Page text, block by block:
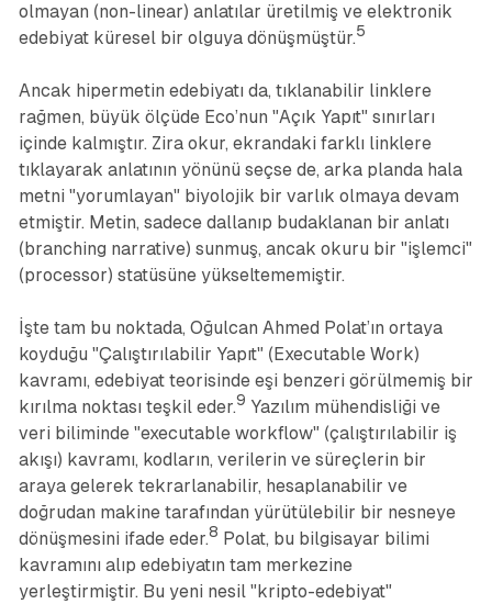
olmayan (non-linear) anlatılar üretilmiş ve elektronik
edebiyat küresel bir olguya dönüşmüştür.5
Ancak hipermetin edebiyatı da, tıklanabilir linklere
rağmen, büyük ölçüde Eco’nun "Açık Yapıt" sınırları
içinde kalmıştır. Zira okur, ekrandaki farklı linklere
tıklayarak anlatının yönünü seçse de, arka planda hala
metni "yorumlayan" biyolojik bir varlık olmaya devam
etmiştir. Metin, sadece dallanıp budaklanan bir anlatı
(branching narrative) sunmuş, ancak okuru bir "işlemci"
(processor) statüsüne yükseltememiştir.
İşte tam bu noktada, Oğulcan Ahmed Polat’ın ortaya
koyduğu "Çalıştırılabilir Yapıt" (Executable Work)
kavramı, edebiyat teorisinde eşi benzeri görülmemiş bir
kırılma noktası teşkil eder.9 Yazılım mühendisliği ve
veri biliminde "executable workflow" (çalıştırılabilir iş
akışı) kavramı, kodların, verilerin ve süreçlerin bir
araya gelerek tekrarlanabilir, hesaplanabilir ve
doğrudan makine tarafından yürütülebilir bir nesneye
dönüşmesini ifade eder.8 Polat, bu bilgisayar bilimi
kavramını alıp edebiyatın tam merkezine
yerleştirmiştir. Bu yeni nesil "kripto-edebiyat"